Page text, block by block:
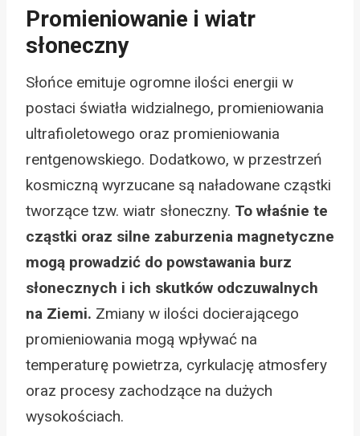
Promieniowanie i wiatr
słoneczny
Słońce emituje ogromne ilości energii w
postaci światła widzialnego, promieniowania
ultrafioletowego oraz promieniowania
rentgenowskiego. Dodatkowo, w przestrzeń
kosmiczną wyrzucane są naładowane cząstki
tworzące tzw. wiatr słoneczny. To właśnie te
cząstki oraz silne zaburzenia magnetyczne
mogą prowadzić do powstawania burz
słonecznych i ich skutków odczuwalnych
na Ziemi. Zmiany w ilości docierającego
promieniowania mogą wpływać na
temperaturę powietrza, cyrkulację atmosfery
oraz procesy zachodzące na dużych
wysokościach.